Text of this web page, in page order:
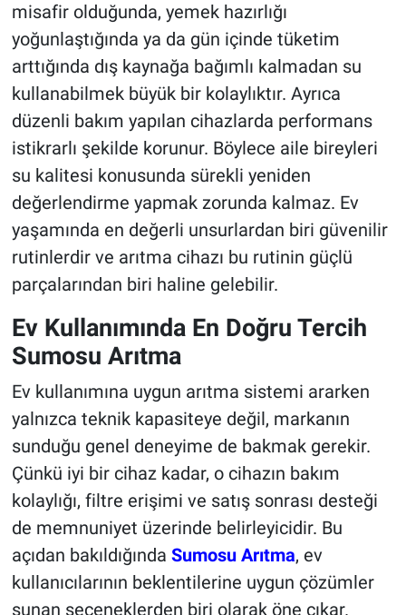
misafir olduğunda, yemek hazırlığı
yoğunlaştığında ya da gün içinde tüketim
arttığında dış kaynağa bağımlı kalmadan su
kullanabilmek büyük bir kolaylıktır. Ayrıca
düzenli bakım yapılan cihazlarda performans
istikrarlı şekilde korunur. Böylece aile bireyleri
su kalitesi konusunda sürekli yeniden
değerlendirme yapmak zorunda kalmaz. Ev
yaşamında en değerli unsurlardan biri güvenilir
rutinlerdir ve arıtma cihazı bu rutinin güçlü
parçalarından biri haline gelebilir.
Ev Kullanımında En Doğru Tercih
Sumosu Arıtma
Ev kullanımına uygun arıtma sistemi ararken
yalnızca teknik kapasiteye değil, markanın
sunduğu genel deneyime de bakmak gerekir.
Çünkü iyi bir cihaz kadar, o cihazın bakım
kolaylığı, filtre erişimi ve satış sonrası desteği
de memnuniyet üzerinde belirleyicidir. Bu
açıdan bakıldığında SumosuArıtma, ev
kullanıcılarının beklentilerine uygun çözümler
sunan seçeneklerden biri olarak öne çıkar.